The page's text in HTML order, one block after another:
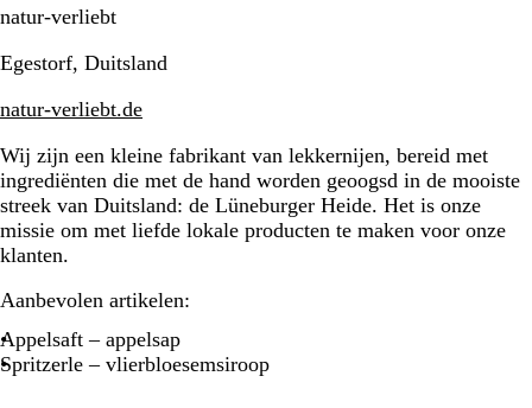
natur-verliebt
Egestorf, Duitsland
natur-verliebt.de
Wij zijn een kleine fabrikant van lekkernijen, bereid met
ingrediënten die met de hand worden geoogsd in de mooiste
streek van Duitsland: de Lüneburger Heide. Het is onze
missie om met liefde lokale producten te maken voor onze
klanten.
Aanbevolen artikelen:
Appelsaft – appelsap
Spritzerle – vlierbloesemsiroop